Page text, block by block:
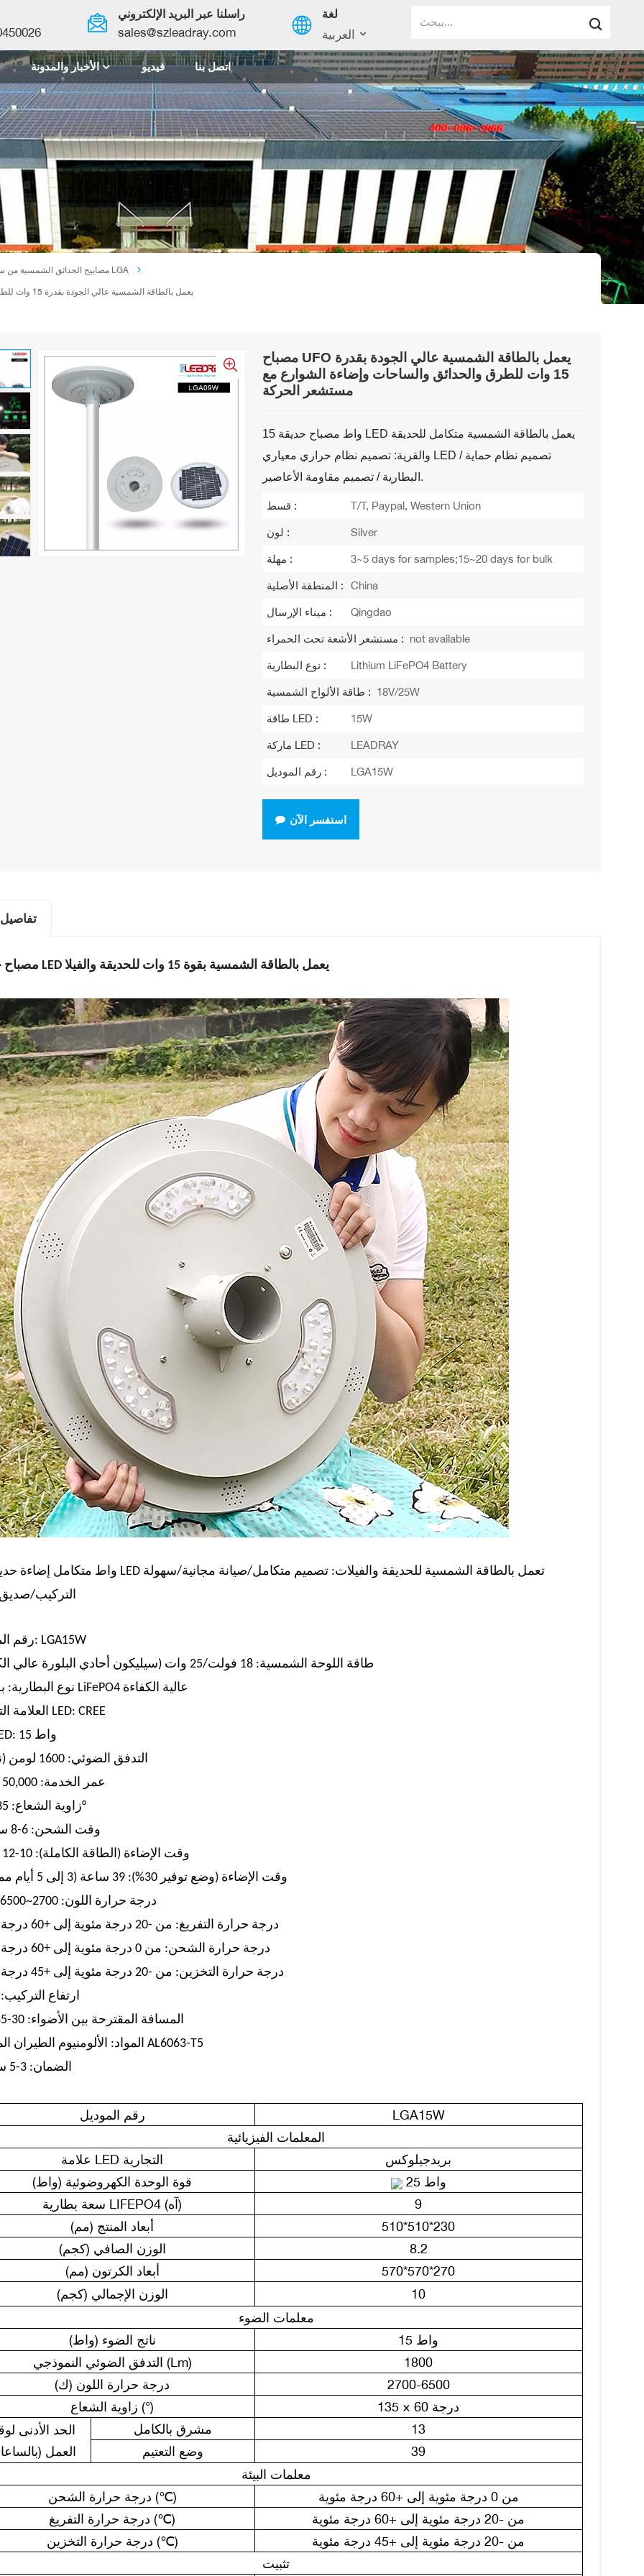
راسلنا عبر البريد الإلكتروني
sales@szleadray.com
لغة
العربية
English
français
español
العربية
中文
الأخبار والمدونة فيديو اتصل بنا
مصابيح الحدائق الشمسية من سلسلة LGA
مصباح UFO يعمل بالطاقة الشمسية عالي الجودة بقدرة 15 وات للطرق والحدائق والساحات وإضاءة الشوارع مع مستشعر الحركة
مصباح UFO يعمل بالطاقة الشمسية عالي الجودة بقدرة
15 وات للطرق والحدائق والساحات وإضاءة الشوارع مع
مستشعر الحركة
15 واط مصباح حديقة LED يعمل بالطاقة الشمسية متكامل للحديقة
والقرية: تصميم نظام حراري معياري LED / تصميم نظام حماية
البطارية / تصميم مقاومة الأعاصير.
قسط :
T/T, Paypal, Western Union
لون :
Silver
مهلة :
3~5 days for samples;15~20 days for bulk
المنطقة الأصلية : China
ميناء الإرسال :
Qingdao
مستشعر الأشعة تحت الحمراء : not available
نوع البطارية :
Lithium LiFePO4 Battery
طاقة الألواح الشمسية : 18V/25W
طاقة LED :
15W
ماركة LED :
LEADRAY
رقم الموديل :
LGA15W
استفسر الآن
تفاصيل
مصباح حديقة LED يعمل بالطاقة الشمسية بقوة 15 وات للحديقة والفيلا
15 واط متكامل إضاءة حديقة LED تعمل بالطاقة الشمسية للحديقة والفيلات: تصميم متكامل/صيانة مجانية/سهولة
التركيب/صديق
رقم الموديل: LGA15W
طاقة اللوحة الشمسية: 18 فولت/25 وات (سيليكون أحادي البلورة عالي الكفاءة)
نوع البطارية: بطارية LiFePO4 عالية الكفاءة
العلامة التجارية LED: CREE
قوة LED: 15 واط
التدفق الضوئي: 1600 لومن (نوعي)
عمر الخدمة: 50,000 ساعة
زاوية الشعاع: 135×60°
وقت الشحن: 6-8 ساعات
وقت الإضاءة (الطاقة الكاملة): 10-12 ساعة
وقت الإضاءة (وضع توفير 30%): 39 ساعة (3 إلى 5 أيام ممطرة)
درجة حرارة اللون: 2700~6500 كلفن
درجة حرارة التفريغ: من -20 درجة مئوية إلى +60 درجة مئوية
درجة حرارة الشحن: من 0 درجة مئوية إلى +60 درجة مئوية
درجة حرارة التخزين: من -20 درجة مئوية إلى +45 درجة مئوية
ارتفاع التركيب: 3-5
المسافة المقترحة بين الأضواء: ​​30-35 مترًا
المواد: الألومنيوم الطيران المتفوق AL6063-T5
الضمان: 3-5 سنوات
رقم الموديل
LGA15W
المعلمات الفيزيائية
علامة LED التجارية
بريدجيلوكس
قوة الوحدة الكهروضوئية (واط)
25 واط
سعة بطارية LIFEPO4 (آه)
9
أبعاد المنتج (مم)
510*510*230
الوزن الصافي (كجم)
8.2
أبعاد الكرتون (مم)
570*570*270
الوزن الإجمالي (كجم)
10
معلمات الضوء
ناتج الضوء (واط)
15 واط
التدفق الضوئي النموذجي (Lm)
1800
درجة حرارة اللون (ك)
2700-6500
زاوية الشعاع (°)
135 × 60 درجة
الحد الأدنى
العمل
مشرق بالكامل
13
وضع التعتيم
39
معلمات البيئة
درجة حرارة الشحن (℃)
من 0 درجة مئوية إلى +60 درجة مئوية
درجة حرارة التفريغ (℃)
من -20 درجة مئوية إلى +60 درجة مئوية
درجة حرارة التخزين (℃)
من -20 درجة مئوية إلى +45 درجة مئوية
تثبيت